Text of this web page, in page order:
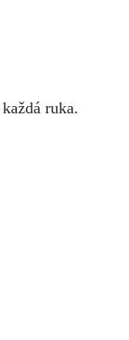
ruka.